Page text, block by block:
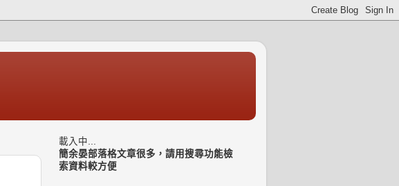
載入中...
簡余晏部落格文章很多，請用搜尋功能檢
索資料較方便